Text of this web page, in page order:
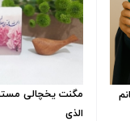
مگنت یخچالی
الذی